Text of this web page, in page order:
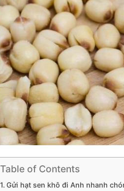
Table of Contents
Gửi hạt sen khô đi Anh nhanh